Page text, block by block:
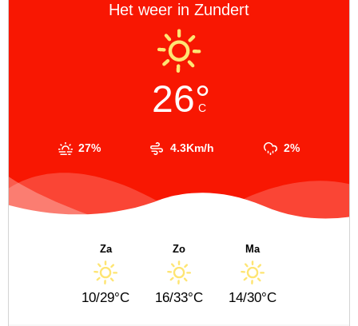
Het weer in Zundert
26°
C
27% 4.3Km/h 2%
Za
10/29°C
Zo
16/33°C
Ma
14/30°C